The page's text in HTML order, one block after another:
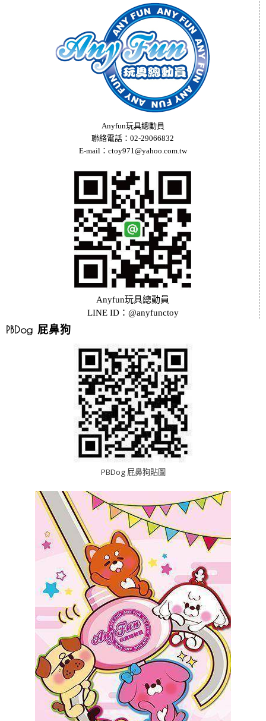
Anyfun玩具總動員
聯絡電話：02-29066832
E-mail：ctoy971@yahoo.com.tw
Anyfun玩具總動員
LINE ID：@anyfunctoy
PBDog 屁鼻狗
PBDog 屁鼻狗貼圖